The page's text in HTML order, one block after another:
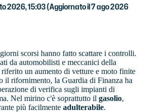
2026, 15:03(Aggiornato il 7 ago 2026
scorsi hanno fatto scattare i controlli.
da automobilisti e meccanici della
un aumento di vetture e moto finite
il rifornimento, la Guardia di Finanza ha
di verifica sugli impianti di
Nel mirino c'è soprattutto il gasolio,
più facilmente adulterabile.